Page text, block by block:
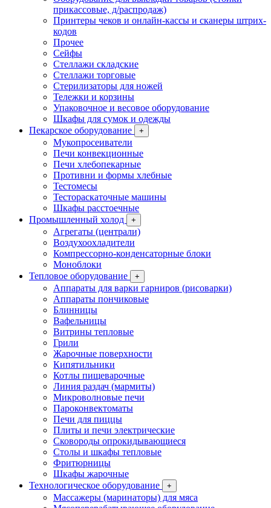
прикассовые, д/распродаж)
Принтеры чеков и онлайн-кассы и сканеры штрих-
кодов
Прочее
Сейфы
Стеллажи складские
Стеллажи торговые
Стерилизаторы для ножей
Тележки и корзины
Упаковочное и весовое оборудование
Шкафы для сумок и одежды
Пекарское оборудование
+
Мукопросеиватели
Печи конвекционные
Печи хлебопекарные
Противни и формы хлебные
Тестомесы
Тестораскаточные машины
Шкафы расстоечные
Промышленный холод
+
Агрегаты (централи)
Воздухоохладители
Компрессорно-конденсаторные блоки
Моноблоки
Тепловое оборудование
+
Аппараты для варки гарниров (рисоварки)
Аппараты пончиковые
Блинницы
Вафельницы
Витрины тепловые
Грили
Жарочные поверхности
Кипятильники
Котлы пищеварочные
Линия раздач (мармиты)
Микроволновые печи
Пароконвектоматы
Печи для пиццы
Плиты и печи электрические
Сковороды опрокидывающиеся
Столы и шкафы тепловые
Фритюрницы
Шкафы жарочные
Технологическое оборудование
+
Массажеры (маринаторы) для мяса